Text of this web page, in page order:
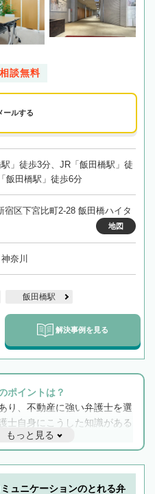
談無料
ールする
」徒歩3分、JR「飯田橋駅」徒
飯田橋駅」徒歩6分
宿区下宮比町2-28 飯田橋ハイタ
地図
奈川
飯田橋駅
解決事例を見る
ポイントは？
り、不動産に強い弁護士を選
士自身にこうした知識がある
もスムーズに進み、トラブル
続をトータルで任せることが
相続は感情がからむ分野なの
重要です。実際に電話や面談
もっと見る
ュニケーションのとれる弁